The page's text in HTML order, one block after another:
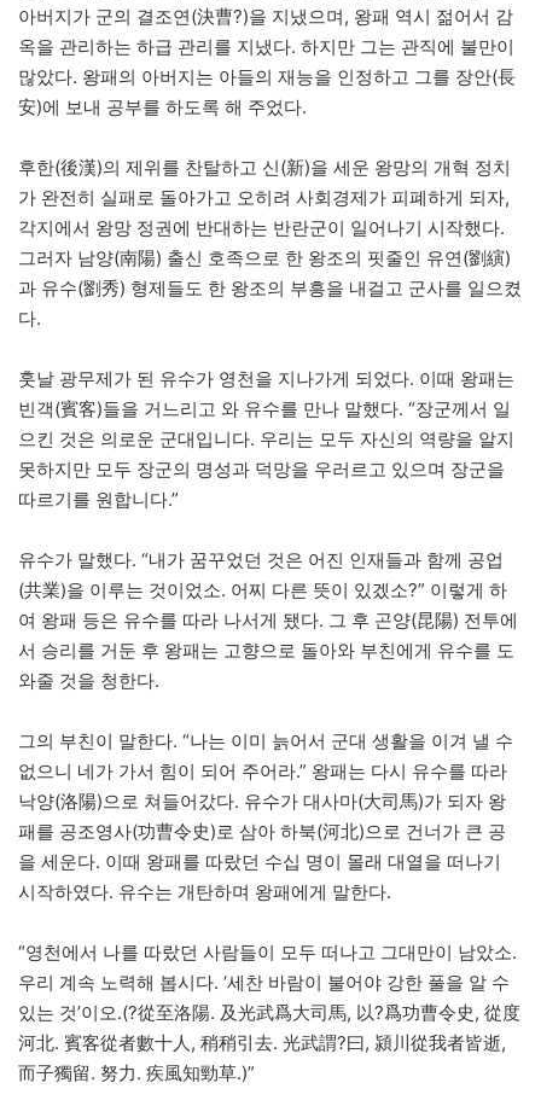
아버지가 군의 결조연(決曹?)을 지냈으며, 왕패 역시 젊어서 감
옥을 관리하는 하급 관리를 지냈다. 하지만 그는 관직에 불만이
많았다. 왕패의 아버지는 아들의 재능을 인정하고 그를 장안(長
安)에 보내 공부를 하도록 해 주었다.
후한(後漢)의 제위를 찬탈하고 신(新)을 세운 왕망의 개혁 정치
가 완전히 실패로 돌아가고 오히려 사회경제가 피폐하게 되자,
각지에서 왕망 정권에 반대하는 반란군이 일어나기 시작했다.
그러자 남양(南陽) 출신 호족으로 한 왕조의 핏줄인 유연(劉縯)
과 유수(劉秀) 형제들도 한 왕조의 부흥을 내걸고 군사를 일으켰
다.
훗날 광무제가 된 유수가 영천을 지나가게 되었다. 이때 왕패는
빈객(賓客)들을 거느리고 와 유수를 만나 말했다. “장군께서 일
으킨 것은 의로운 군대입니다. 우리는 모두 자신의 역량을 알지
못하지만 모두 장군의 명성과 덕망을 우러르고 있으며 장군을
따르기를 원합니다.”
유수가 말했다. “내가 꿈꾸었던 것은 어진 인재들과 함께 공업
(共業)을 이루는 것이었소. 어찌 다른 뜻이 있겠소?” 이렇게 하
여 왕패 등은 유수를 따라 나서게 됐다. 그 후 곤양(昆陽) 전투에
서 승리를 거둔 후 왕패는 고향으로 돌아와 부친에게 유수를 도
와줄 것을 청한다.
그의 부친이 말한다. “나는 이미 늙어서 군대 생활을 이겨 낼 수
없으니 네가 가서 힘이 되어 주어라.” 왕패는 다시 유수를 따라
낙양(洛陽)으로 쳐들어갔다. 유수가 대사마(大司馬)가 되자 왕
패를 공조영사(功曹令史)로 삼아 하북(河北)으로 건너가 큰 공
을 세운다. 이때 왕패를 따랐던 수십 명이 몰래 대열을 떠나기
시작하였다. 유수는 개탄하며 왕패에게 말한다.
“영천에서 나를 따랐던 사람들이 모두 떠나고 그대만이 남았소.
우리 계속 노력해 봅시다. ‘세찬 바람이 불어야 강한 풀을 알 수
있는 것’이오.(?從至洛陽. 及光武爲大司馬, 以?爲功曹令史, 從度
河北. 賓客從者數十人, 稍稍引去. 光武謂?曰, 潁川從我者皆逝,
而子獨留. 努力. 疾風知勁草.)”